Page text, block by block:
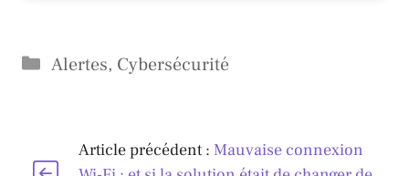
Catégories
Alertes, Cybersécurité
Article précédent : Mauvaise connexion